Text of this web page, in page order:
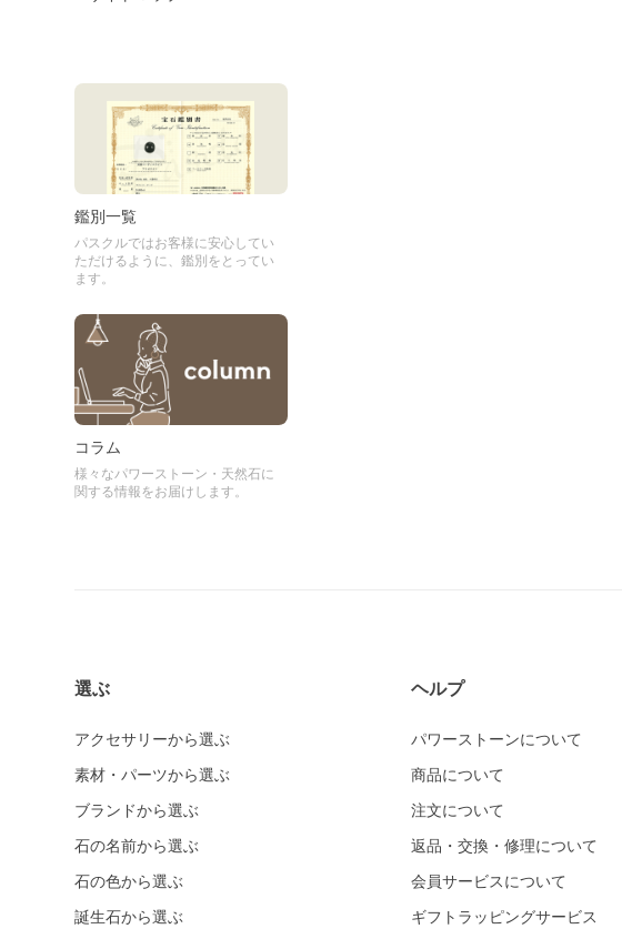
鑑別一覧
パスクルではお客様に安心してい
ただけるように、鑑別をとってい
ます。
コラム
様々なパワーストーン・天然石に
関する情報をお届けします。
選ぶ
アクセサリーから選ぶ
素材・パーツから選ぶ
ブランドから選ぶ
石の名前から選ぶ
石の色から選ぶ
誕生石から選ぶ
ヘルプ
パワーストーンについて
商品について
注文について
返品・交換・修理について
会員サービスについて
ギフトラッピングサービス